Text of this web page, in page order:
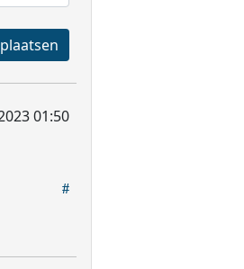
Registreren en plaatsen
01:50